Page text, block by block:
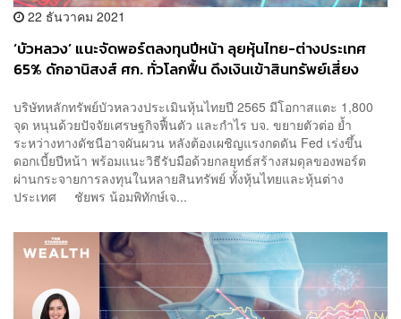
22 ธันวาคม 2021
‘บัวหลวง’ แนะจัดพอร์ตลงทุนปีหน้า ลุยหุ้นไทย-ต่างประเทศ
65% ดักอานิสงส์ ศก. ทั่วโลกฟื้น ดึงเงินเข้าสินทรัพย์เสี่ยง
บริษัทหลักทรัพย์บัวหลวงประเมินหุ้นไทยปี 2565 มีโอกาสแตะ 1,800
จุด หนุนด้วยปัจจัยเศรษฐกิจฟื้นตัว และกำไร บจ. ขยายตัวต่อ ย้ำ
ระหว่างทางดัชนีอาจผันผวน หลังต้องเผชิญแรงกดดัน Fed เร่งขึ้น
ดอกเบี้ยปีหน้า พร้อมแนะวิธีรับมือด้วยกลยุทธ์สร้างสมดุลของพอร์ต
ผ่านกระจายการลงทุนในหลายสินทรัพย์ ทั้งหุ้นไทยและหุ้นต่าง
ประเทศ ชัยพร น้อมพิทักษ์เจ...